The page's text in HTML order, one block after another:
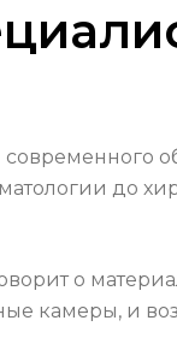
современного
до
о
камеры, и